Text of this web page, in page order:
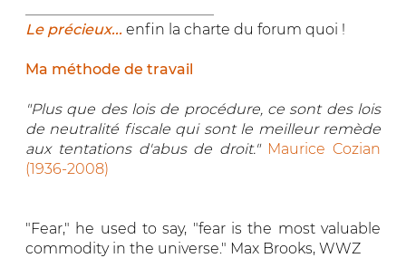
Le précieux... enfin la charte du forum quoi !
Ma méthode de travail
"Plus que des lois de procédure, ce sont des lois
de neutralité fiscale qui sont le meilleur remède
aux tentations d'abus de droit." Maurice Cozian
(1936-2008)
"Fear," he used to say, "fear is the most valuable
commodity in the universe." Max Brooks, WWZ